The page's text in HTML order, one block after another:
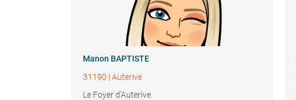
Manon BAPTISTE
31190 | Auterive
Le Foyer d'Auterive